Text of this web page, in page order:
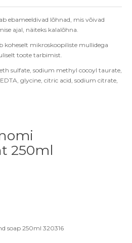
ebameeldivad lõhnad, mis võivad
ajal, näiteks kalalõhna.
koheselt mikroskoopiliste mullidega
toote tarbimist.
sulfate, sodium methyl cocoyl taurate,
glycine, citric acid, sodium citrate,
250ml
soap 250ml 320316